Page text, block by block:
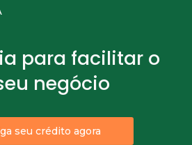
para facilitar o
negócio
seu crédito agora